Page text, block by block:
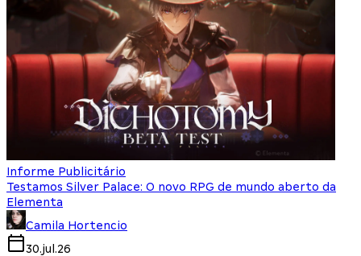
Informe Publicitário
Testamos Silver Palace: O novo RPG de mundo aberto da
Elementa
Camila Hortencio
30.jul.26